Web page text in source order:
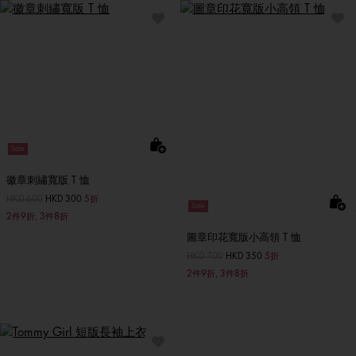
Sale
徽章刺繡寬版 T 恤
價格扣減從至HKD 300 5折
2件9折, 3件8折
Sale
圖章印花寬版小高領 T 恤
價格扣減從至HKD 350 5折
2件9折, 3件8折